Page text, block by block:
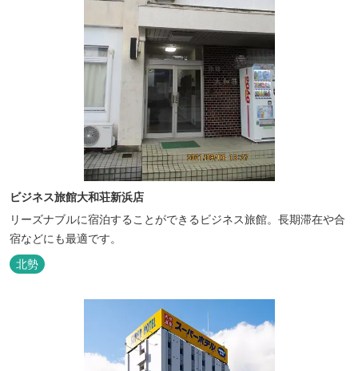
ビジネス旅館大和荘新浜店
リーズナブルに宿泊することができるビジネス旅館。長期滞在や合
宿などにも最適です。
北勢